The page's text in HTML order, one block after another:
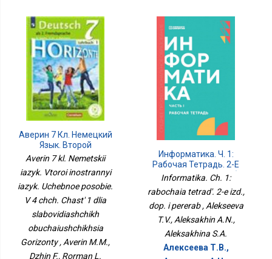
Аверин 7 Кл. Немецкий
Язык. Второй
Иностранный Язык.
Часть 1 Для
Слабовидящих
Обучающихся
Горизонты
Averin 7 kl. Nemetskii
iazyk. Vtoroi inostrannyi
iazyk. Uchebnoe posobie.
V 4 chch. Chast' 1 dlia
slabovidiashchikh
obuchaiushchikhsia
Gorizonty , Averin M.M.,
Dzhin F., Rorman L.
Информатика. Ч. 1:
Рабочая Тетрадь. 2-Е
Изд., Доп. И Перераб
Informatika. Ch. 1:
rabochaia tetrad'. 2-e izd.,
dop. i pererab , Alekseeva
T.V., Aleksakhin A.N.,
Aleksakhina S.A.
Алексеева Т.В.,